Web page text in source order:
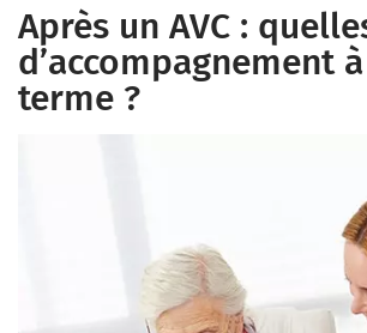
Après un AVC :
d’accompagnement
terme ?